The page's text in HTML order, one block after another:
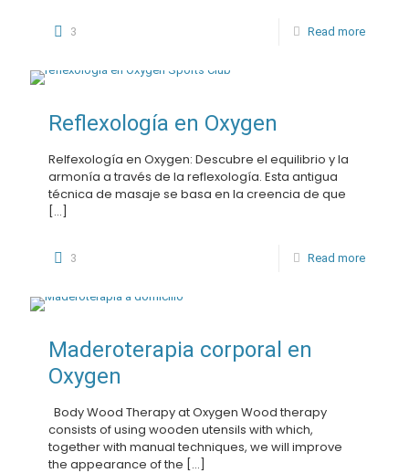
3 Read more
Reflexología en Oxygen
Relfexología en Oxygen: Descubre el equilibrio y la
armonía a través de la reflexología. Esta antigua
técnica de masaje se basa en la creencia de que
[…]
3 Read more
Maderoterapia corporal en
Oxygen
Body Wood Therapy at Oxygen Wood therapy
consists of using wooden utensils with which,
together with manual techniques, we will improve
the appearance of the […]